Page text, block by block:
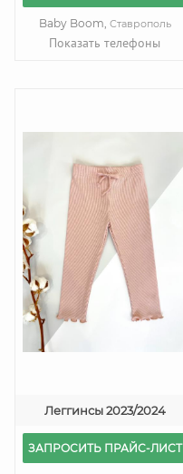
Baby Boom, Ставрополь
Показать телефоны
Леггинсы 2023/2024
ЗАПРОСИТЬ ПРАЙС-ЛИСТ